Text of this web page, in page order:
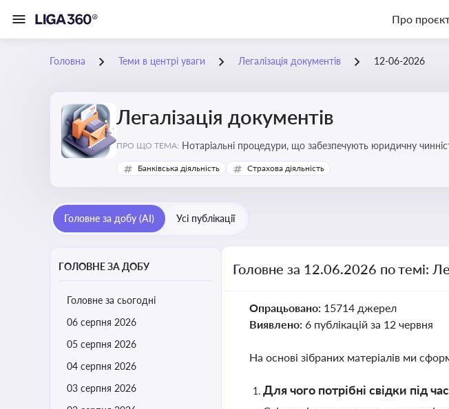
Про
Головна Теми в центрі уваги Легалізація документів 12-06-2026
Легалізація документів
ПРО ЩО ТЕМА: Нотаріальні процедури, що забезпечують юридичну
Актуальна інформація дозволяє бізнесу та юристам
належне прийняття органами влади та контрагентами
Банківська діяльність Страхова діяльність
Головне за добу (AI) Усі публікації
ГОЛОВНЕ ЗА ДОБУ
Головне за сьогодні
06 серпня 2026
05 серпня 2026
04 серпня 2026
03 серпня 2026
Головне за 12.06.2026 по темі:
Опрацьовано: 15714 джерел
Виявлено: 6 публікацій за 12 червня
На основі зібраних матеріалів ми
Для чого потрібні свідки під